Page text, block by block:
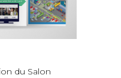
du Salon